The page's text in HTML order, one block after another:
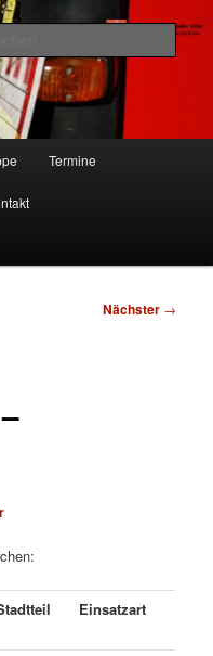
Rodenkirchen
Termine
Nächster →
Einsatzart